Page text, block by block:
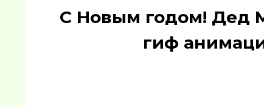
С Новым годом! Дед
гиф